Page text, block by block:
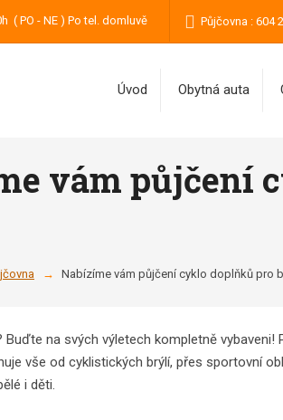
( PO - NE ) Po tel. domluvě Půjčovna : 604
Úvod Obytná auta
vám půjčení
Nabízíme vám půjčení cyklo doplňků pro
Buďte na svých výletech kompletně vybaveni!
vše od cyklistických brýlí, přes sportovní
i děti.